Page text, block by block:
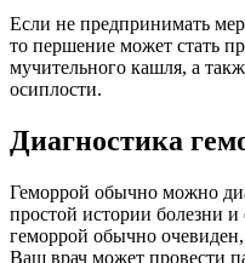
Если не предпринимать
то першение может стать
мучительного кашля, а
осиплости.
Диагностика
Геморрой обычно можно
простой истории болезни
геморрой обычно
Ваш врач может провести